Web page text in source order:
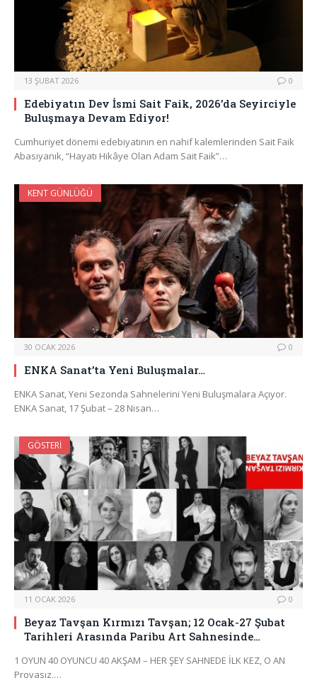
13 ŞUBAT 2026 0
Edebiyatın Dev İsmi Sait Faik, 2026’da Seyirciyle
Buluşmaya Devam Ediyor!
Cumhuriyet dönemi edebiyatının en nahif kalemlerinden Sait Faik
Abasıyanık, “Hayatı Hikâye Olan Adam Sait Faik”…
KENT GÜNLÜĞÜ
30 OCAK 2026 0
ENKA Sanat’ta Yeni Buluşmalar…
ENKA Sanat, Yeni Sezonda Sahnelerini Yeni Buluşmalara Açıyor.
ENKA Sanat, 17 Şubat – 28 Nisan…
GÖSTERI
11 OCAK 2026 0
Beyaz Tavşan Kırmızı Tavşan; 12 Ocak-27 Şubat
Tarihleri Arasında Paribu Art Sahnesinde…
1 OYUN 40 OYUNCU 40 AKŞAM – HER ŞEY SAHNEDE İLK KEZ, O AN
Provasız,…